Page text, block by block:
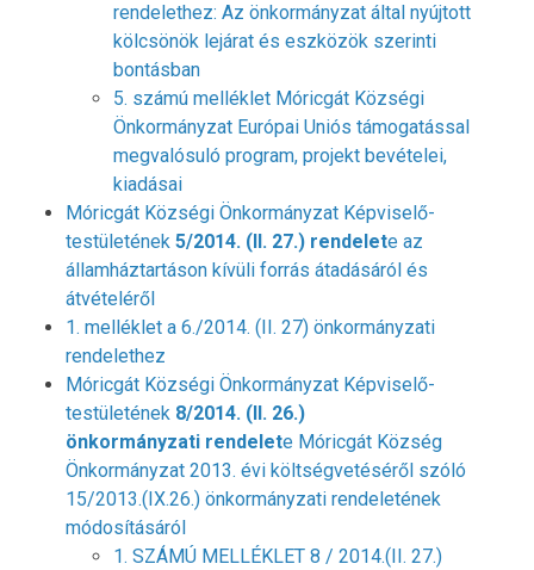
rendelethez: Az önkormányzat által nyújtott
kölcsönök lejárat és eszközök szerinti
bontásban
5. számú melléklet Móricgát Községi
Önkormányzat Európai Uniós támogatással
megvalósuló program, projekt bevételei,
kiadásai
Móricgát Községi Önkormányzat Képviselő-
testületének 5/2014. (II. 27.) rendelete az
államháztartáson kívüli forrás átadásáról és
átvételéről
1. melléklet a 6./2014. (II. 27) önkormányzati
rendelethez
Móricgát Községi Önkormányzat Képviselő-
testületének 8/2014. (II. 26.)
önkormányzati rendelete Móricgát Község
Önkormányzat 2013. évi költségvetéséről szóló
15/2013.(IX.26.) önkormányzati rendeletének
módosításáról
1. SZÁMÚ MELLÉKLET 8 / 2014.(II. 27.)